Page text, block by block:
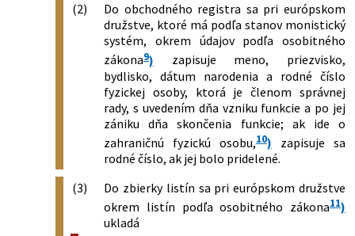
(2)
Do obchodného registra sa pri európskom
družstve, ktoré má podľa stanov monistický
systém, okrem údajov podľa osobitného
zákona9) zapisuje meno, priezvisko,
bydlisko, dátum narodenia a rodné číslo
fyzickej osoby, ktorá je členom správnej
rady, s uvedením dňa vzniku funkcie a po jej
zániku dňa skončenia funkcie; ak ide o
zahraničnú fyzickú osobu,10) zapisuje sa
rodné číslo, ak jej bolo pridelené.
(3)
Do zbierky listín sa pri európskom družstve
okrem listín podľa osobitného zákona11)
ukladá